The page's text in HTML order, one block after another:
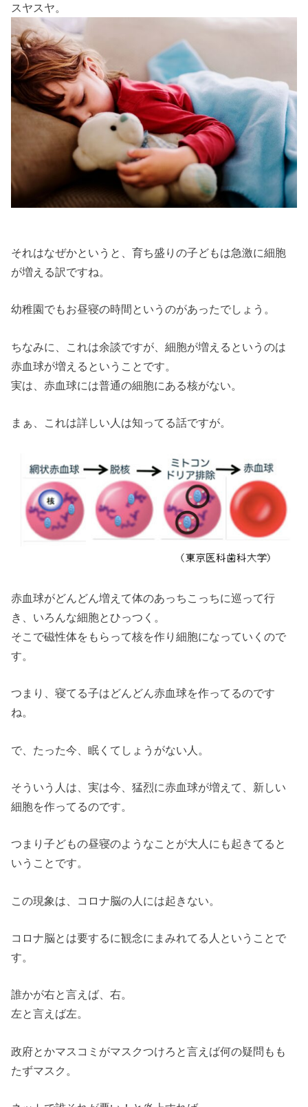
スヤスヤ。
それはなぜかというと、育ち盛りの子どもは急激に細胞
が増える訳ですね。
幼稚園でもお昼寝の時間というのがあったでしょう。
ちなみに、これは余談ですが、細胞が増えるというのは
赤血球が増えるということです。
実は、赤血球には普通の細胞にある核がない。
まぁ、これは詳しい人は知ってる話ですが。
赤血球がどんどん増えて体のあっちこっちに巡って行
き、いろんな細胞とひっつく。
そこで磁性体をもらって核を作り細胞になっていくので
す。
つまり、寝てる子はどんどん赤血球を作ってるのです
ね。
で、たった今、眠くてしょうがない人。
そういう人は、実は今、猛烈に赤血球が増えて、新しい
細胞を作ってるのです。
つまり子どもの昼寝のようなことが大人にも起きてると
いうことです。
この現象は、コロナ脳の人には起きない。
コロナ脳とは要するに観念にまみれてる人ということで
す。
誰かが右と言えば、右。
左と言えば左。
政府とかマスコミがマスクつけろと言えば何の疑問もも
たずマスク。